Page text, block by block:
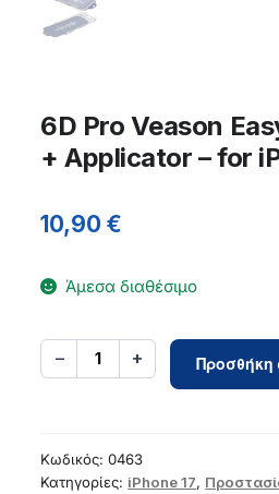
6D Pro Veason
+ Applicator – for
10,90€
Άμεσα διαθέσιμο
− 1 +
6D
Pro
Glass
Προσθήκη
Κωδικός:0463
Κατηγορίες: iPhone 17,